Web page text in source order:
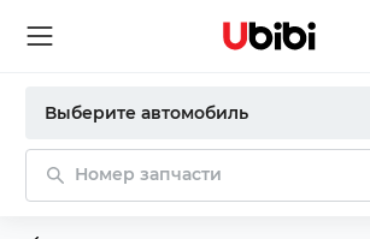
Выберите автомобиль
Номер запчасти